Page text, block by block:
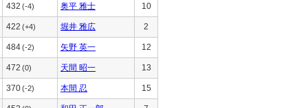
432 (-4) 奥平 雅士 10
422 (+4) 堀井 雅広 2
484(-2) 矢野 英一 12
472 (0) 天間 昭一 13
370(-2) 本間 忍 15